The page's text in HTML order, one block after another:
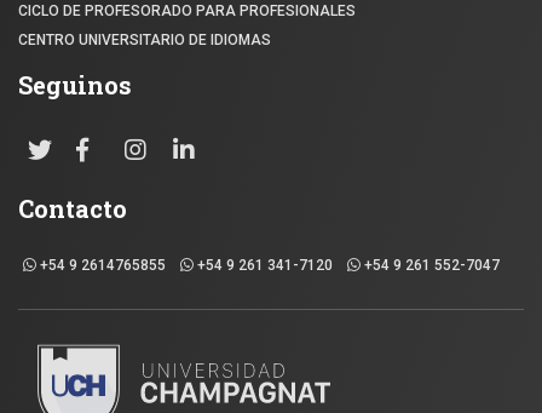
CICLO DE PROFESORADO PARA PROFESIONALES
CENTRO UNIVERSITARIO DE IDIOMAS
Seguinos
Contacto
+54 9 2614765855 +54 9 261 341-7120 +54 9 261 552-7047